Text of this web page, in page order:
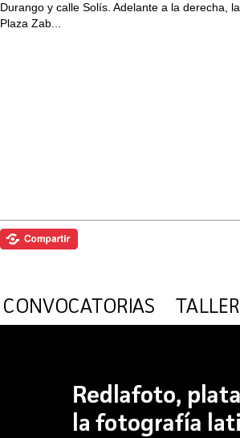
Durango y calle Solís. Adelante a la derecha, la
Plaza Zab...